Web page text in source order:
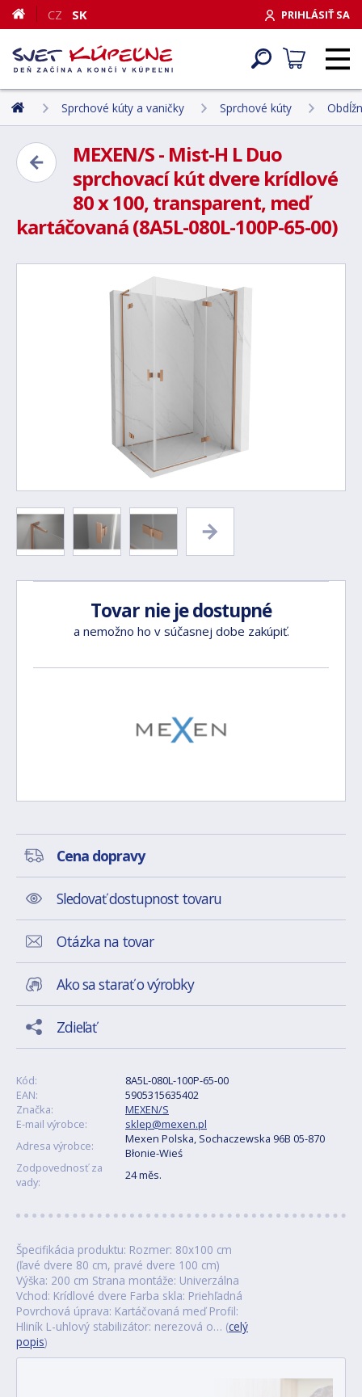
PRIHLÁSIŤ SA
CZ SK
Sprchové kúty a vaničky Sprchové kúty
MEXEN/S - Mist-H L Duo
sprchovací kút dvere krídlové
80 x 100, transparent, meď
kartáčovaná (8A5L-080L-100P-65-00)
Tovar nie je dostupné
a nemožno ho v súčasnej dobe zakúpiť.
Cena dopravy
Sledovať dostupnost tovaru
Otázka na tovar
Ako sa starať o výrobky
Zdieľať
Kód:
8A5L-080L-100P-65-00
EAN:
5905315635402
Značka:
MEXEN/S
E-mail výrobce:
sklep@mexen.pl
Adresa výrobce:
Mexen Polska, Sochaczewska 96B 05-870
Błonie-Wieś
Zodpovednosť za
vady:
24 měs.
Špecifikácia produktu: Rozmer: 80x100 cm
(ľavé dvere 80 cm, pravé dvere 100 cm)
Výška: 200 cm Strana montáže: Univerzálna
Vchod: Krídlové dvere Farba skla: Priehľadná
Povrchová úprava: Kartáčovaná meď Profil:
Hliník L-uhlový stabilizátor: nerezová o… (celý
popis)